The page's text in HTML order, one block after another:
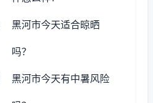
黑河市今天适合晾晒
吗？
黑河市今天有中暑风险